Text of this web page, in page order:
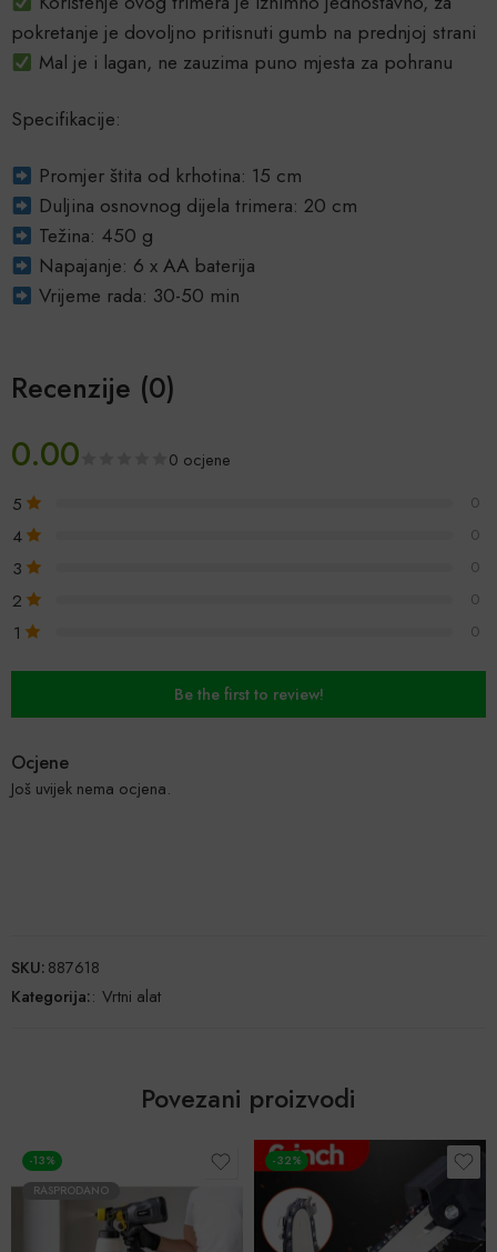
pokretanje je dovoljno pritisnuti gumb na prednjoj strani
Mal je i lagan, ne zauzima puno mjesta za pohranu
Specifikacije:
Promjer štita od krhotina: 15 cm
Duljina osnovnog dijela trimera: 20 cm
Težina: 450 g
Napajanje: 6 x AA baterija
Vrijeme rada: 30-50 min
Recenzije (0)
0.00 0 ocjene
5 0
4 0
3 0
2 0
1 0
Be the first to review!
Ocjene
Još uvijek nema ocjena.
SKU:887618
Kategorija:: Vrtni alat
Povezani proizvodi
-13%
RASPRODANO
-32%